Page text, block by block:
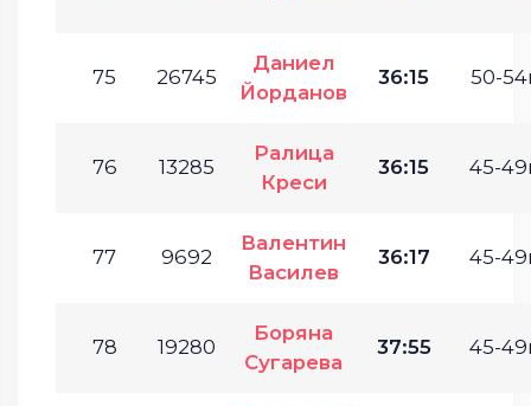
75 26745
Даниел
Йорданов
36:15 50-
76 13285
Ралица
Креси
36:15 45-
77 9692
Валентин
Василев
36:17 45-
78 19280
Боряна
Сугарева
37:55 45-